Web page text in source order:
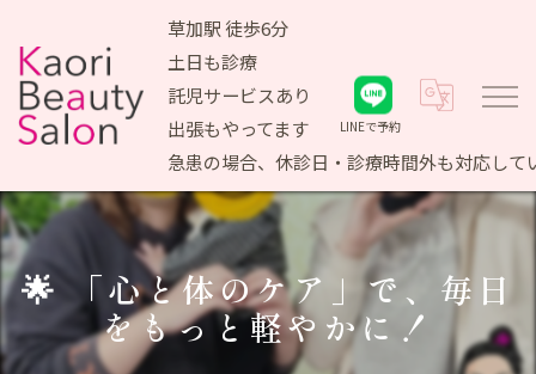
草加駅 徒歩6分
土日も診療
託児サービスあり
出張もやってます
急患の場合、休診日・診療時間外も対応して
LINEで予約
🌟 「心と体のケア」で、毎日
をもっと軽やかに！